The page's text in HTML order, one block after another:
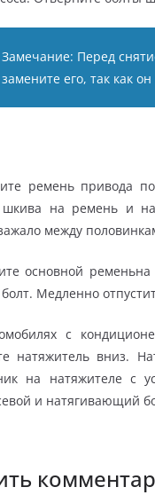
Замечание: Перед
замените его, так как
ремень привода
шкива на ремень и
между
основной
Медленно
с
натяжитель вниз.
на натяжителе с
и натягивающий